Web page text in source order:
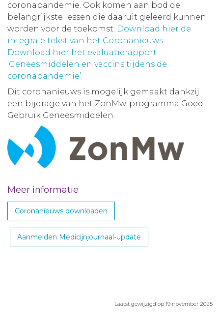
coronapandemie. Ook komen aan bod de
belangrijkste lessen die daaruit geleerd kunnen
worden voor de toekomst. Download hier de
integrale tekst van het Coronanieuws.
Download hier het evaluatierapport
‘Geneesmiddelen en vaccins tijdens de
coronapandemie’.
Dit coronanieuws is mogelijk gemaakt dankzij
een bijdrage van het ZonMw-programma Goed
Gebruik Geneesmiddelen.
Meer informatie
Coronanieuws downloaden
Aanmelden Medicijnjournaal-update
Laatst gewijzigd op 19 november 2025